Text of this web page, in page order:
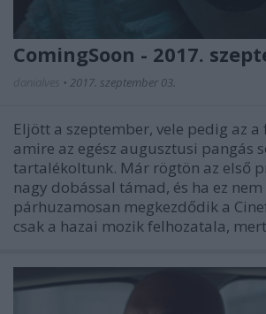
ComingSoon - 2017.
• 2017. szeptember 03.
Eljött a szeptember, vele pedig az
amire az egész augusztusi pangás
tartalékoltunk. Már rögtön az első
nagy dobással támad, és ha ez nem
párhuzamosan megkezdődik a
csak a hazai mozik felhozatala,